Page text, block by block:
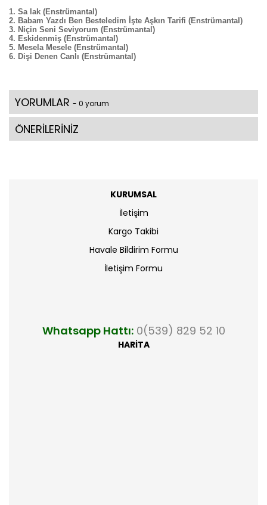
Sa lak (Enstrümantal)
Babam Yazdı Ben Besteledim İşte Aşkın Tarifi (Enstrümantal)
Niçin Seni Seviyorum (Enstrümantal)
Eskidenmiş (Enstrümantal)
Mesela Mesele (Enstrümantal)
Dişi Denen Canlı (Enstrümantal)
YORUMLAR - 0 yorum
ÖNERİLERİNİZ
KURUMSAL
İletişim
Kargo Takibi
Havale Bildirim Formu
İletişim Formu
Whatsapp Hattı: 0(539) 829 52 10
HARİTA